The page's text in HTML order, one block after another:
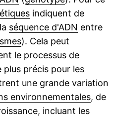
indiquent de
séquence d'ADN entre
). Cela peut
le processus de
plus précis pour les
une grande variation
environnementales, de
incluant les